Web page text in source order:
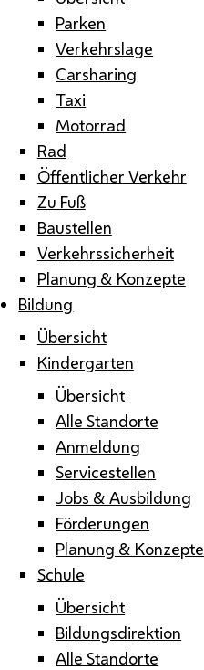
Parken
Verkehrslage
Carsharing
Taxi
Motorrad
Rad
Öffentlicher Verkehr
Zu Fuß
Baustellen
Verkehrssicherheit
Planung & Konzepte
Bildung
Übersicht
Kindergarten
Übersicht
Alle Standorte
Anmeldung
Servicestellen
Jobs & Ausbildung
Förderungen
Planung & Konzepte
Schule
Übersicht
Bildungsdirektion
Alle Standorte